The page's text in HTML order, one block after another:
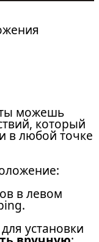
можешь
который
в любой точке
в левом
установки